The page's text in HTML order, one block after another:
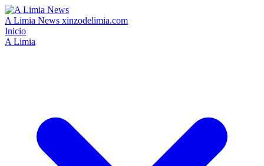
A Limia News xinzodelimia.com
Inicio
A Limia